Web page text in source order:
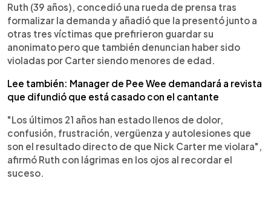
Ruth (39 años), concedió una rueda de prensa tras
formalizar la demanda y añadió que la presentó junto a
otras tres víctimas que prefirieron guardar su
anonimato pero que también denuncian haber sido
violadas por Carter siendo menores de edad.
Lee también: Manager de Pee Wee demandará a revista
que difundió que está casado con el cantante
"Los últimos 21 años han estado llenos de dolor,
confusión, frustración, vergüenza y autolesiones que
son el resultado directo de que Nick Carter me violara",
afirmó Ruth con lágrimas en los ojos al recordar el
suceso.